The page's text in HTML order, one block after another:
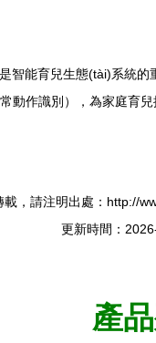
智能育兒生態(tài)系統
動作識別），為家庭
載，請注明出處：http://
更新時間：
產